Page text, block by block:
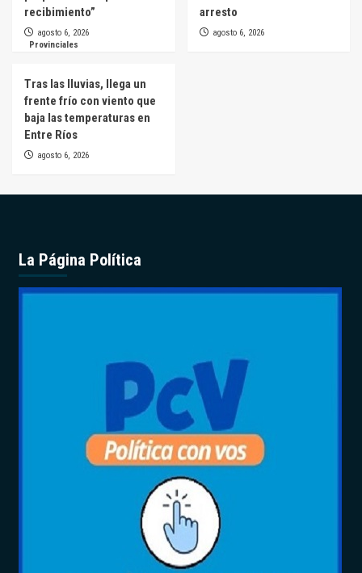
recibimiento”
agosto 6, 2026
arresto
agosto 6, 2026
Provinciales
Tras las lluvias, llega un
frente frío con viento que
baja las temperaturas en
Entre Ríos
agosto 6, 2026
La Página Política